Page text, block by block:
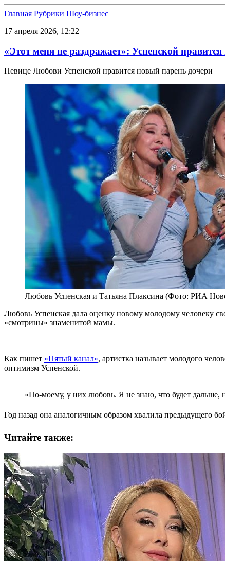
Главная Рубрики Шоу-бизнес
17 апреля 2026, 12:22
«Этот меня не раздражает»: Успенской
Певице Любови Успенской нравится новый парень дочери
Любовь Успенская и Татьяна Плаксина (Фото: РИА
Любовь Успенская дала оценку новому молодому человеку
«смотрины» знаменитой мамы.
Как пишет «Пятый канал», артистка называет молодого
оптимизм Успенской.
«По-моему, у них любовь. Я не знаю, что будет дальше,
Год назад она аналогичным образом хвалила предыдущего
Читайте также: